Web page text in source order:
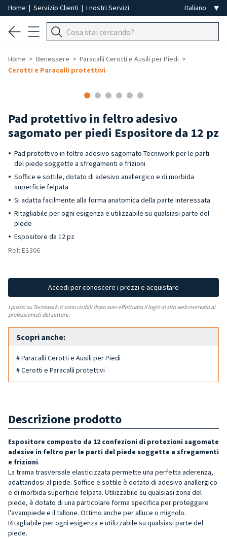
Home | Servizio Clienti | I nostri Servizi
Home Benessere
Paracalli Cerotti e Ausili per Piedi
Cerotti e Paracalli protettivi
Pad protettivo in feltro adesivo
sagomato per piedi Espositore da 12 pz
Pad protettivo in feltro adesivo sagomato Tecniwork per le parti
del piede soggette a sfregamenti e frizioni
Soffice e sottile, dotato di adesivo anallergico e di morbida
superficie felpata
Si adatta facilmente alla forma anatomica della parte interessata
Ritagliabile per ogni esigenza e utilizzabile su qualsiasi parte del
piede
Espositore da 12 pz
Ref: ES306
Accedi per conoscere i prezzi e acquistare
I prezzi su Tecniwork.it sono visibili dopo aver effettuato il login al sito web riservato ai
professionisti del settore.
Scopri anche:
# Paracalli Cerotti e Ausili per Piedi
# Cerotti e Paracalli protettivi
Descrizione prodotto
Espositore composto da 12 confezioni di protezioni sagomate
adesive in feltro per le parti del piede soggette a sfregamenti
e frizioni.
La trama trasversale elasticizzata permette una perfetta aderenza,
adattandosi al piede. Soffice e sottile è dotato di adesivo anallergico
e di morbida superficie felpata. Utilizzabile su qualsiasi zona del
piede, è dotato di una particolare forma specifica per proteggere
l'avampiede e il tallone. Ottimo anche per alluce o mignolo.
Ritagliabile per ogni esigenza e utilizzabile su qualsiasi parte del
piede.